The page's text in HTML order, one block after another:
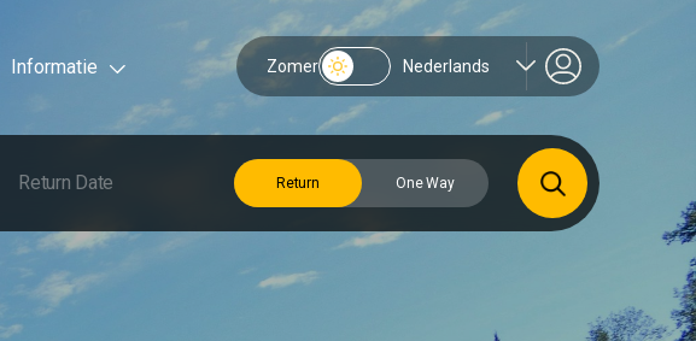
Informatie Zomer Nederlands
Return One Way